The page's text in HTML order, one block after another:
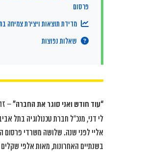
פרסום
מדידת תוצאות ויצירת צמיחה
שאלות נפוצות
“עוד חודש ואני סוגר את החברה”–
לי דני, מנכ”ל חברת טכנולוגיה בתל
אליי לפני שנה. שלושה משרדי פרסום
בשנתיים האחרונות, מאות אלפי